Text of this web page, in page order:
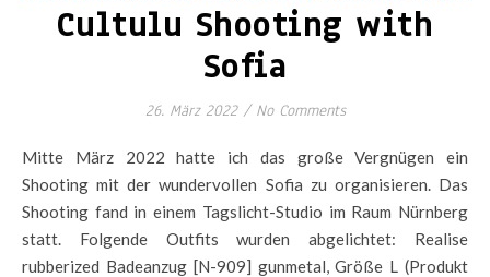
Cultulu Shooting with
Sofia
26. März 2022 / No Comments
Mitte März 2022 hatte ich das große Vergnügen ein
Shooting mit der wundervollen Sofia zu organisieren. Das
Shooting fand in einem Tagslicht-Studio im Raum Nürnberg
statt. Folgende Outfits wurden abgelichtet: Realise
rubberized Badeanzug [N-909] gunmetal, Größe L (Produkt